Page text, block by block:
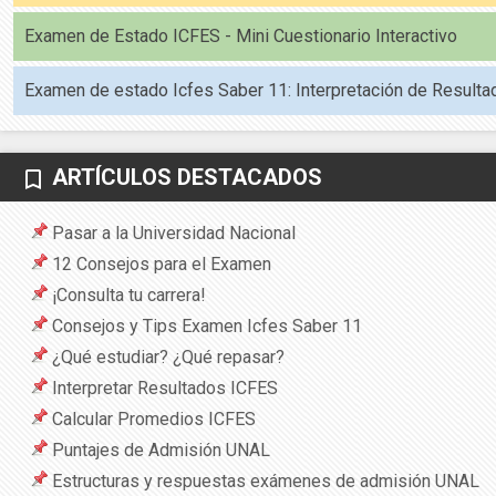
Examen de Estado ICFES - Mini Cuestionario Interactivo
Examen de estado Icfes Saber 11: Interpretación de
bookmark_border ARTÍCULOS DESTACADOS
Pasar a la Universidad Nacional
12 Consejos para el Examen
¡Consulta tu carrera!
Consejos y Tips Examen Icfes Saber 11
¿Qué estudiar? ¿Qué repasar?
Interpretar Resultados ICFES
Calcular Promedios ICFES
Puntajes de Admisión UNAL
Estructuras y respuestas exámenes de admisión UNAL